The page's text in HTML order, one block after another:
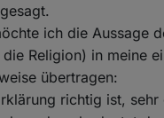
ich die Aussage
Religion) in meine
übertragen:
richtig ist, sehr